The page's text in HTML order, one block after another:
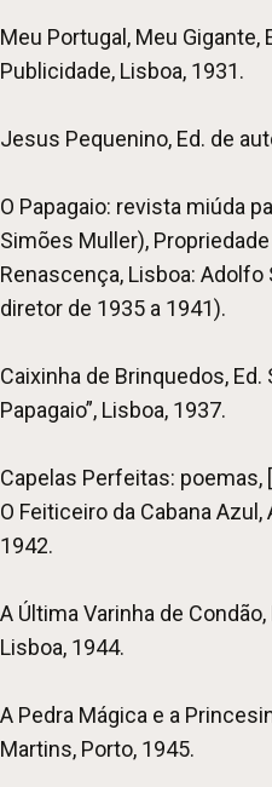
Meu Portugal, Meu Gigante,
Publicidade, Lisboa, 1931.
Jesus Pequenino, Ed. de
O Papagaio: revista miúda
Simões Muller),
Renascença, Lisboa:
diretor de 1935 a 1941).
Caixinha de Brinquedos, Ed.
Papagaio”, Lisboa, 1937.
Capelas Perfeitas: poemas,
O Feiticeiro da Cabana
1942.
A Última Varinha de
Lisboa, 1944.
A Pedra Mágica e a
Martins, Porto, 1945.